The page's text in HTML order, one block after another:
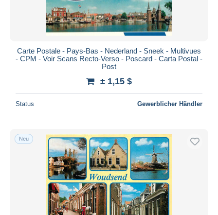
Carte Postale - Pays-Bas - Nederland - Sneek - Multivues
- CPM - Voir Scans Recto-Verso - Poscard - Carta Postal -
Post
± 1,15 $
Status Gewerblicher Händler
Neu